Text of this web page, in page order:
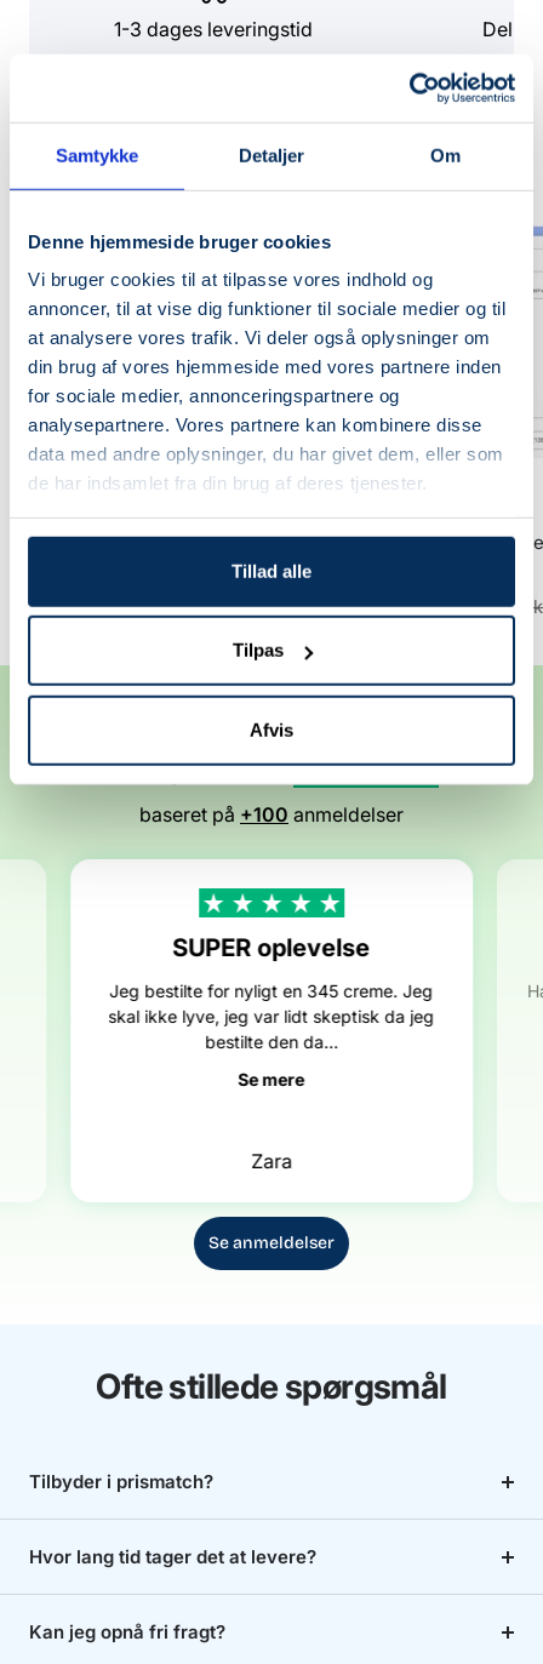
Samtykke Detaljer Om
Denne hjemmeside bruger cookies
Vi bruger cookies til at tilpasse vores indhold og
annoncer, til at vise dig funktioner til sociale medier og til
at analysere vores trafik. Vi deler også oplysninger om
din brug af vores hjemmeside med vores partnere inden
for sociale medier, annonceringspartnere og
analysepartnere. Vores partnere kan kombinere disse
data med andre oplysninger, du har givet dem, eller som
de har indsamlet fra din brug af deres tjenester.
Tillad alle
Tilpas
Afvis
1-3 dages leveringstid Del
Mere fra samme brand
+
Læg
kurv
Bio-Collagen Real Deep Mask (4
Udsalgspris
175,20 kr Normalpris
219,00 kr
Hydro Cera-nol Real
Udsalgspris
175,20 kr 219,00
Anbefalet af vores kunder
Fremragende4.8/ 5
baseret på +100 anmeldelser
SUPER oplevelse
Jeg bestilte for nyligt en 345 creme. Jeg
skal ikke lyve, jeg var lidt skeptisk da jeg
bestilte den da...
Se mere
Zara
Se anmeldelser
Ofte stillede spørgsmål
Tilbyder i prismatch?
Hvor lang tid tager det at levere?
Kan jeg opnå fri fragt?